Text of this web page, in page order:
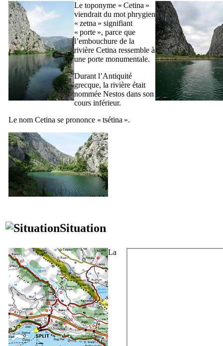
Le toponyme « Cetina »
viendrait du mot phrygien
« zetna » signifiant
« porte », parce que
l’embouchure de la
rivière Cetina ressemble à
une porte monumentale.
Durant l’Antiquité
grecque, la rivière était
nommée Nestos dans son
cours inférieur.
Le nom Cetina se prononce « tsétina ».
Situation
La